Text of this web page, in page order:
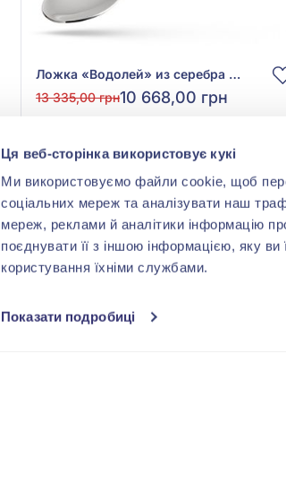
Ця веб-сторінка використовує кукі
Ми використовуємо файли cookie, щоб
соціальних мереж та аналізувати наш
мереж, реклами й аналітики інформацію
поєднувати її з іншою інформацією, яку
користування їхніми службами.
Показати подробиці
Ложка «Водолей» из серебра 925° с эмалью, арт. 9300651
13 335,00 грн10 668,00 грн
Купить